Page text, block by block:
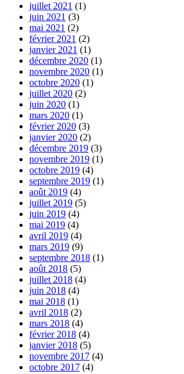
juillet 2021 (1)
juin 2021 (3)
mai 2021 (2)
février 2021 (2)
janvier 2021 (1)
décembre 2020 (1)
novembre 2020 (1)
octobre 2020 (1)
juillet 2020 (2)
juin 2020 (1)
mars 2020 (1)
février 2020 (3)
janvier 2020 (2)
décembre 2019 (3)
novembre 2019 (1)
octobre 2019 (4)
septembre 2019 (1)
août 2019 (4)
juillet 2019 (5)
juin 2019 (4)
mai 2019 (4)
avril 2019 (4)
mars 2019 (9)
septembre 2018 (1)
août 2018 (5)
juillet 2018 (4)
juin 2018 (4)
mai 2018 (1)
avril 2018 (2)
mars 2018 (4)
février 2018 (4)
janvier 2018 (5)
novembre 2017 (4)
octobre 2017 (4)